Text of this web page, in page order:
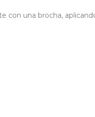
con una brocha,